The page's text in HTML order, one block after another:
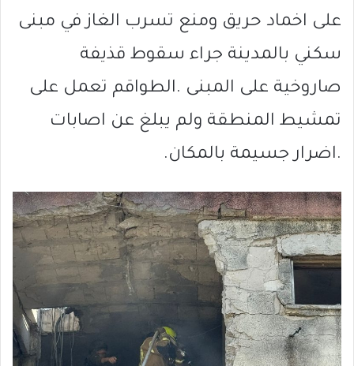
على اخماد حريق ومنع تسرب الغاز في مبنى
سكني بالمدينة جراء سقوط قذيفة
صاروخية على المبنى .الطواقم تعمل على
تمشيط المنطقة ولم يبلغ عن اصابات
.اضرار جسيمة بالمكان.